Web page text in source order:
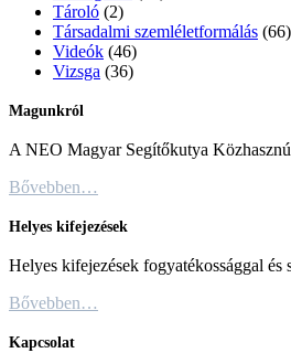
Tároló (2)
Társadalmi szemléletformálás (66)
Videók (46)
Vizsga (36)
Magunkról
A NEO Magyar Segítőkutya Közhasznú
Bővebben…
Helyes kifejezések
Helyes kifejezések fogyatékossággal
Bővebben…
Kapcsolat